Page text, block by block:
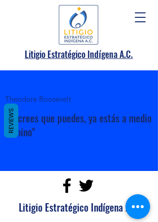
Litigio Estratégico Indígena A.C.
Theodore Roosevelt
"Si crees que puedes, ya estás a medio
camino"
Litigio Estratégico Indígena A.C.
REVIEWS